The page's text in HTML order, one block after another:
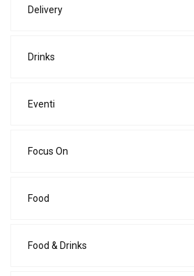
Delivery
Drinks
Eventi
Focus On
Food
Food & Drinks